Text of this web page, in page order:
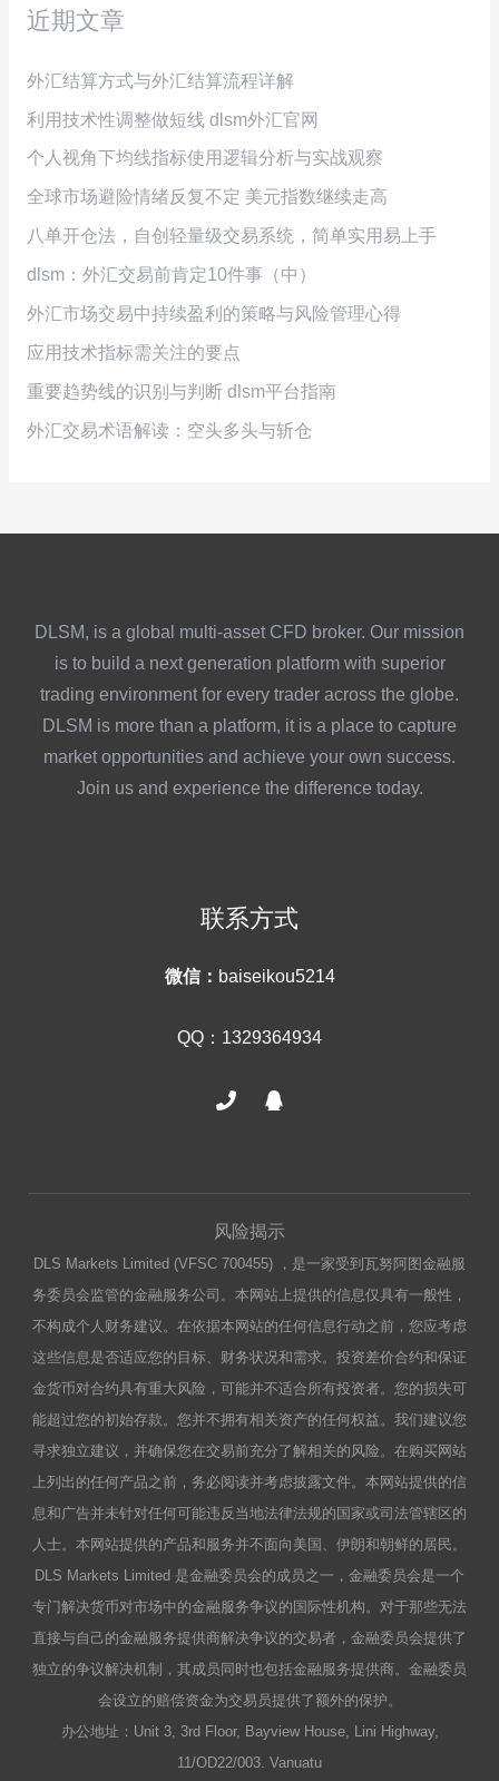
近期文章
外汇结算方式与外汇结算流程详解
利用技术性调整做短线 dlsm外汇官网
个人视角下均线指标使用逻辑分析与实战观察
全球市场避险情绪反复不定 美元指数继续走高
八单开仓法，自创轻量级交易系统，简单实用易上手
dlsm：外汇交易前肯定10件事（中）
外汇市场交易中持续盈利的策略与风险管理心得
应用技术指标需关注的要点
重要趋势线的识别与判断 dlsm平台指南
外汇交易术语解读：空头多头与斩仓
DLSM, is a global multi-asset CFD broker. Our mission
is to build a next generation platform with superior
trading environment for every trader across the globe.
DLSM is more than a platform, it is a place to capture
market opportunities and achieve your own success.
Join us and experience the difference today.
联系方式
微信： baiseikou5214
QQ：1329364934
风险揭示
DLS Markets Limited (VFSC 700455) ，是一家受到瓦努阿图金融服
务委员会监管的金融服务公司。本网站上提供的信息仅具有一般性，
不构成个人财务建议。在依据本网站的任何信息行动之前，您应考虑
这些信息是否适应您的目标、财务状况和需求。投资差价合约和保证
金货币对合约具有重大风险，可能并不适合所有投资者。您的损失可
能超过您的初始存款。您并不拥有相关资产的任何权益。我们建议您
寻求独立建议，并确保您在交易前充分了解相关的风险。在购买网站
上列出的任何产品之前，务必阅读并考虑披露文件。本网站提供的信
息和广告并未针对任何可能违反当地法律法规的国家或司法管辖区的
人士。本网站提供的产品和服务并不面向美国、伊朗和朝鲜的居民。
DLS Markets Limited 是金融委员会的成员之一，金融委员会是一个
专门解决货币对市场中的金融服务争议的国际性机构。对于那些无法
直接与自己的金融服务提供商解决争议的交易者，金融委员会提供了
独立的争议解决机制，其成员同时也包括金融服务提供商。金融委员
会设立的赔偿资金为交易员提供了额外的保护。
办公地址：Unit 3, 3rd Floor, Bayview House, Lini Highway,
11/OD22/003. Vanuatu